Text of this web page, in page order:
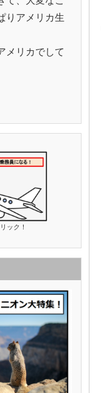
りアメリカ生
メリカでして
ック！